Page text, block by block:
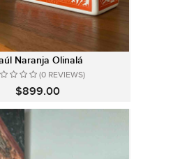
Naranja Olinalá
(0 REVIEWS)
$899.00